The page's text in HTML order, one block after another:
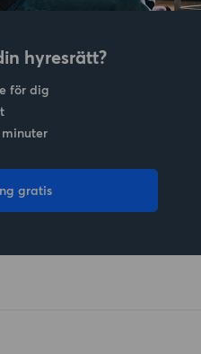
hyresrätt?
för dig
gratis